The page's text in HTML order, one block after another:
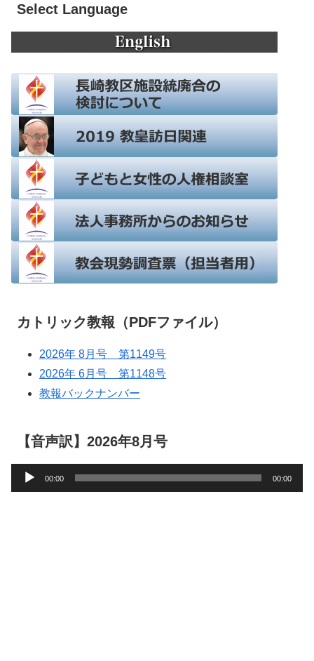
Select Language
カトリック教報（PDFファイル）
2026年 8月号 第1149号
2026年 6月号 第1148号
教報バックナンバー
【音声訳】2026年8月号
声
00:00 00:00